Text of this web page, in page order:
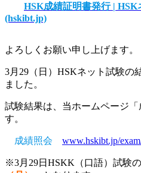
HSK成績証明書発行 |
(hskibt.jp)
よろしくお願い申し上げます。
3月29（日）HSKネット試験の
ました。
試験結果は、当ホームページ
す。
成績照会 www.hskibt.jp/
※3月29日HSKK（口語）試験の